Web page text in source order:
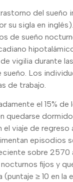
del sueño
su sigla en
de sueño
vigilia durante
sueño. Los
de trabajo.
el 15%
viaje de
episodios
sobre
fijos y
≥ 10 en la